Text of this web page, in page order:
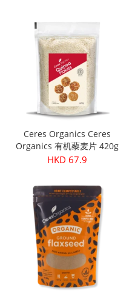
Ceres Organics Ceres
Organics 有机藜麦片 420g
HKD 67.9